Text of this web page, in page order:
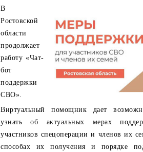
В
Ростовской
области
продолжает
работу «Чат-
бот
поддержки
СВО».
Виртуальный помощник дает
узнать об актуальных мерах
участников спецоперации и членов их
способах их получения и порядке